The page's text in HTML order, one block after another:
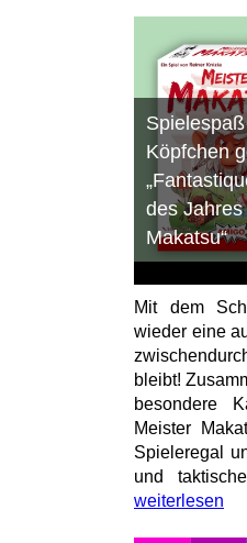
Köpfchen
des Jahres
Makatsu“
Mit dem
wieder eine
bleibt!
besondere
Meister
Spieleregal
und
weiterlesen